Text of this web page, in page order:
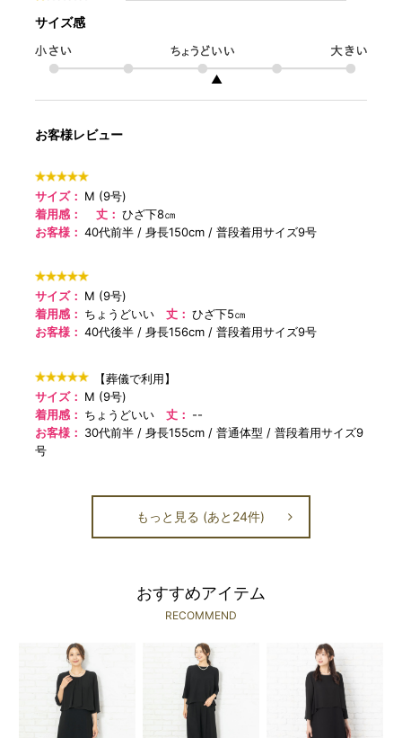
サイズ感
▲
お客様レビュー
サイズ： M (9号)
着用感：
丈：ひざ下8㎝
お客様：40代前半 身長150cm 普段着用サイズ9号
サイズ： M (9号)
着用感： ちょうどいい 丈：ひざ下5㎝
お客様：40代後半 身長156cm 普段着用サイズ9号
【葬儀で利用】
サイズ： M (9号)
着用感： ちょうどいい 丈： --
お客様： 30代前半 身長155cm 普通体型
普段着用サイズ9
号
もっと見る (あと24件)
おすすめアイテム
RECOMMEND